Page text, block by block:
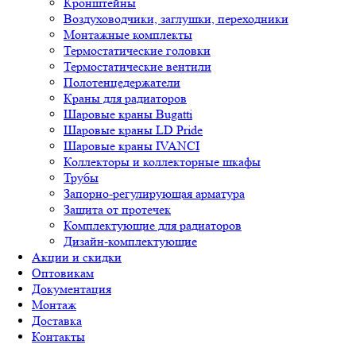
Воздуховодчики, заглушки, переходники
Монтажные комплекты
Термостатические головки
Термостатические вентили
Полотенцедержатели
Краны для радиаторов
Шаровые краны Bugatti
Шаровые краны LD Pride
Шаровые краны IVANCI
Коллекторы и коллекторные шкафы
Трубы
Запорно-регулирующая арматура
Защита от протечек
Комплектующие для радиаторов
Дизайн-комплектующие
Акции и скидки
Оптовикам
Документация
Монтаж
Доставка
Контакты